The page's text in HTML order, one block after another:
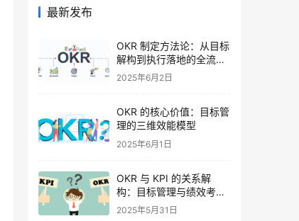
最新发布
OKR 制定方法论：从目标
解构到执行落地的全流程
指南
2025年6月2日
OKR 的核心价值：目标管
理的三维效能模型
2025年6月1日
OKR 与 KPI 的关系解
构：目标管理与绩效考核
的协同逻辑
2025年5月31日